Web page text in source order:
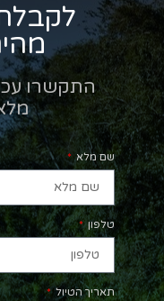
התקשרו
שם מלא
טלפון
תאריך הטיול